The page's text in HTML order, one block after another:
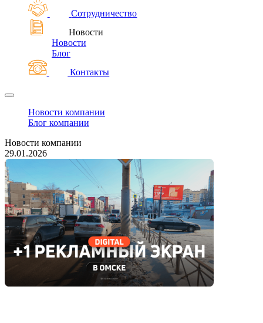
Сотрудничество
Новости
Новости
Блог
Контакты
Новости компании
Блог компании
Новости компании
29.01.2026